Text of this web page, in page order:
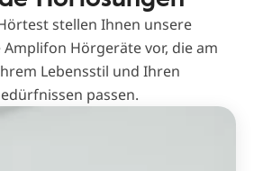
stellen Ihnen unsere
Hörgeräte vor, die am
Lebensstil und Ihren
passen.